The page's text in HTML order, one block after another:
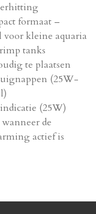
formaat –
voor kleine aquaria
tanks
te plaatsen
(25W-
(25W)
de
actief is